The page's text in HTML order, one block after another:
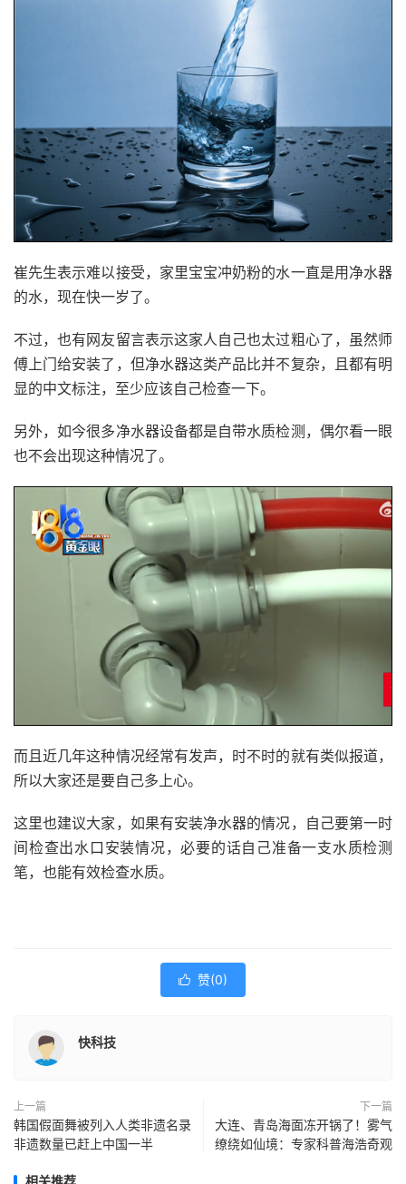
崔先生表示难以接受，家里宝宝冲奶粉的水一直是用净水器
的水，现在快一岁了。
不过，也有网友留言表示这家人自己也太过粗心了，虽然师
傅上门给安装了，但净水器这类产品比并不复杂，且都有明
显的中文标注，至少应该自己检查一下。
另外，如今很多净水器设备都是自带水质检测，偶尔看一眼
也不会出现这种情况了。
而且近几年这种情况经常有发声，时不时的就有类似报道，
所以大家还是要自己多上心。
这里也建议大家，如果有安装净水器的情况，自己要第一时
间检查出水口安装情况，必要的话自己准备一支水质检测
笔，也能有效检查水质。
 赞(0)
快科技
上一篇
韩国假面舞被列入人类非遗名录
非遗数量已赶上中国一半
下一篇
大连、青岛海面冻开锅了！雾气
缭绕如仙境：专家科普海浩奇观
相关推荐